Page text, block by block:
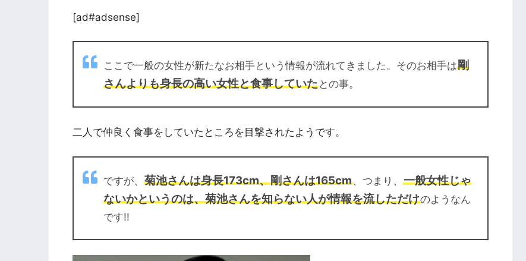
[ad#adsense]
ここで一般の女性が新たなお相手という情報が流れてきました。そのお相手は剛
さんよりも身長の高い女性と食事していたとの事。
二人で仲良く食事をしていたところを目撃されたようです。
ですが、 菊池さんは身長173cm、剛さんは165cm、つまり、 一般女性じゃ
ないかというのは、菊池さんを知らない人が情報を流しただけのようなん
です!!